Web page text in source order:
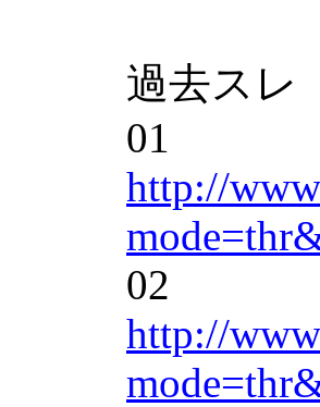
過去スレ
01
http://
02
http://